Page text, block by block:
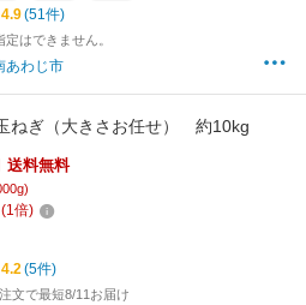
4.9(51件)
定はできません。
あわじ市
ぎ（大きさお任せ） 約10kg
送料無料
(1倍)
4.2(5件)
文で最短8/11お届け